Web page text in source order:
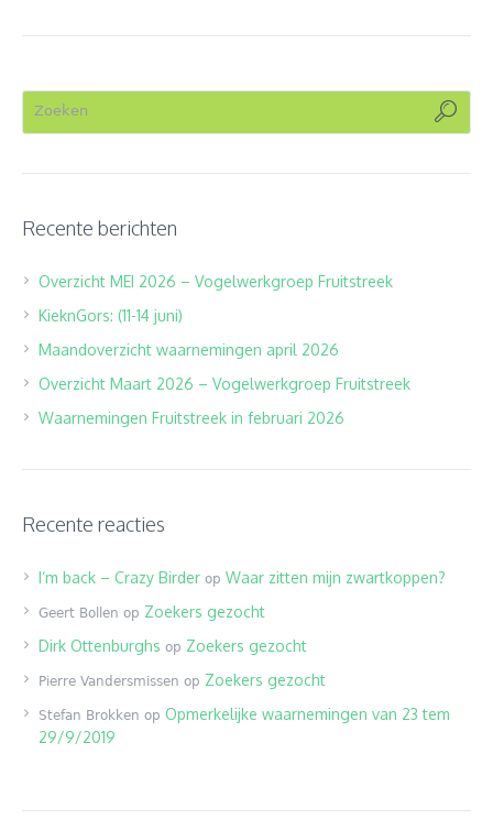
Recente berichten
Overzicht MEI 2026 – Vogelwerkgroep Fruitstreek
KieknGors: (11-14 juni)
Maandoverzicht waarnemingen april 2026
Overzicht Maart 2026 – Vogelwerkgroep Fruitstreek
Waarnemingen Fruitstreek in februari 2026
Recente reacties
I’m back – Crazy Birder op Waar zitten mijn zwartkoppen?
Geert Bollen op Zoekers gezocht
Dirk Ottenburghs op Zoekers gezocht
Pierre Vandersmissen op Zoekers gezocht
Stefan Brokken op Opmerkelijke waarnemingen van 23 tem
29/9/2019